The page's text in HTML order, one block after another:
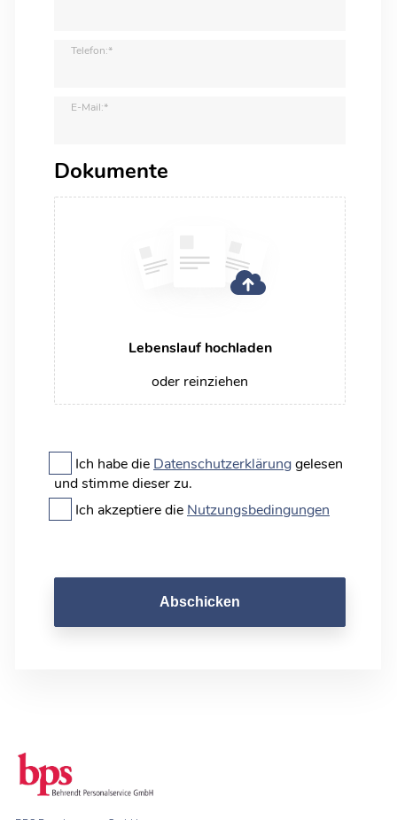
Telefon:*
E-Mail:*
Dokumente
Lebenslauf hochladen
oder reinziehen
Ich habe die Datenschutzerklärunggelesen
und stimme dieser zu.
Ich akzeptiere die Nutzungsbedingungen
Abschicken